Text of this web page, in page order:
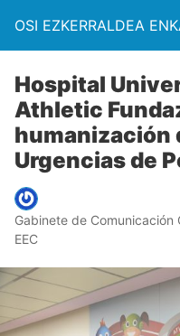
OSI EZKERRALDEA
Hospital
Athletic
humanización
Urgencias de
Gabinete de Comunicación
EEC